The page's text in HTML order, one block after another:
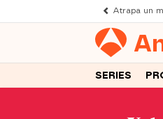
Atrapa un
SERIES